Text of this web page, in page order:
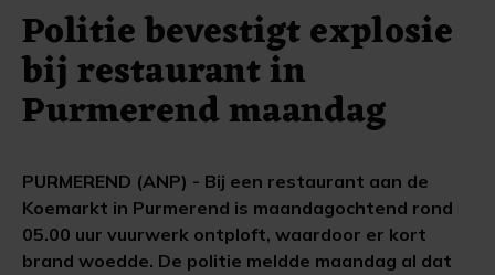
Politie bevestigt explosie
bij restaurant in
Purmerend maandag
PURMEREND (ANP) - Bij een restaurant aan de
Koemarkt in Purmerend is maandagochtend rond
05.00 uur vuurwerk ontploft, waardoor er kort
brand woedde. De politie meldde maandag al dat